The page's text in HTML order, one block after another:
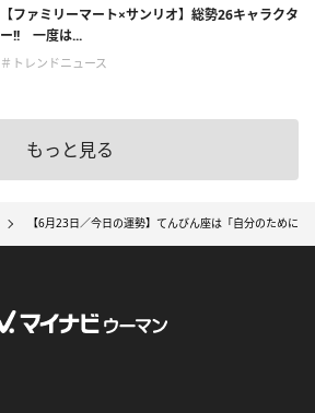
【ファミリーマート×サンリオ】総勢26キャラクタ
ー!! 一度は...
＃トレンドニュース
もっと見る
【6月23日／今日の運勢】てんびん座は「自分のために